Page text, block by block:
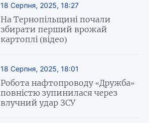
18 Серпня, 2025, 18:27
На Тернопільщині почали
збирати перший врожай
картоплі (відео)
18 Серпня, 2025, 18:01
Робота нафтопроводу «Дружба»
повністю зупинилася через
влучний удар ЗСУ